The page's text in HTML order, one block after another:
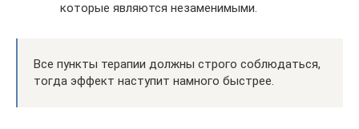
которые являются незаменимыми.
Все пункты терапии должны строго соблюдаться,
тогда эффект наступит намного быстрее.